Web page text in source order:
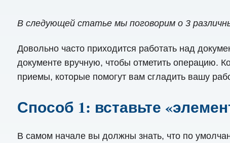
В следующей статье мы поговорим о 3
Довольно часто приходится работать над
документе вручную, чтобы отметить операцию.
приемы, которые помогут вам сгладить вашу
Способ 1: вставьте
В самом начале вы должны знать, что по